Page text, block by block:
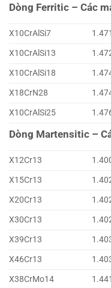
Dòng Ferritic – Các
X10CrAlSi7
X10CrAlSi13
X10CrAlSi18
X18CrN28
X10CrAlSi25
Dòng Martensitic –
X12Cr13
X15Cr13
X20Cr13
X30Cr13
X39Cr13
X46Cr13
X38CrMo14